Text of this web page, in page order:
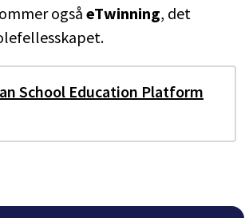
også eTwinning, det
School Education Platform